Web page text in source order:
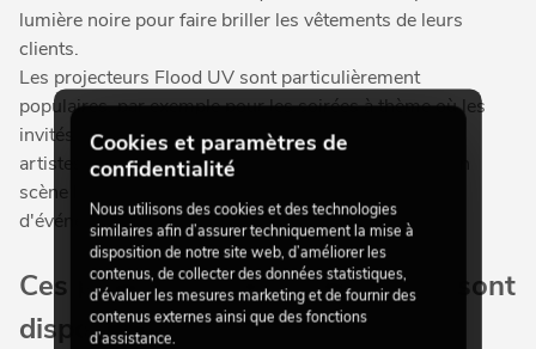
lumière noire pour faire briller les vêtements de leurs
clients.
Les projecteurs Flood UV sont particulièrement
populaires, par exemple pour les soirées à thème où les
invités portent des vêtements adaptés. Mais certains
artistes utilisent également cet effet pour leur mise en
scène lors de concerts, de spectacles de magie ou
d'événements similaires.
Ces projecteurs de lumière noire sont
disponibles à l'achat
Cookies et paramètres de
confidentialité
Nous utilisons des cookies et des technologies
similaires afin d’assurer techniquement la mise à
disposition de notre site web, d’améliorer les
contenus, de collecter des données statistiques,
d’évaluer les mesures marketing et de fournir des
contenus externes ainsi que des fonctions
d’assistance.